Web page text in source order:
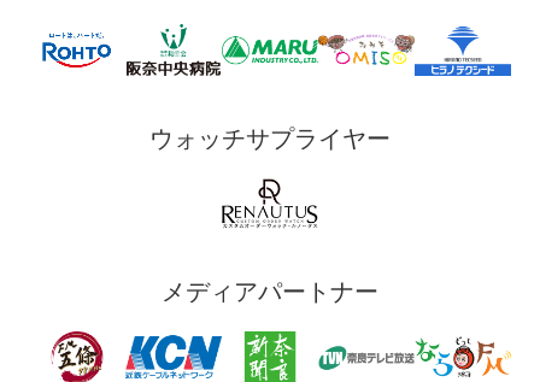
ウォッチサプライヤー
メディアパートナー